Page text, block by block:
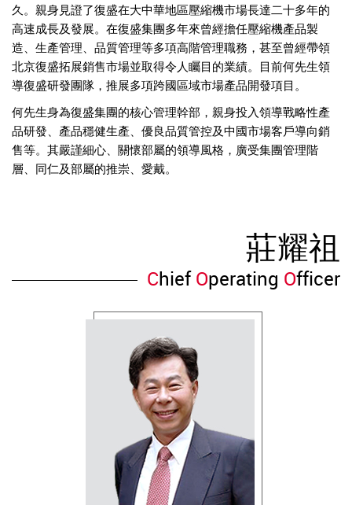
久。親身見證了復盛在大中華地區壓縮機市場長達二十多年的
高速成長及發展。在復盛集團多年來曾經擔任壓縮機產品製
造、生產管理、品質管理等多項高階管理職務，甚至曾經帶領
北京復盛拓展銷售市場並取得令人矚目的業績。目前何先生領
導復盛研發團隊，推展多項跨國區域市場產品開發項目。
何先生身為復盛集團的核心管理幹部，親身投入領導戰略性產
品研發、產品穩健生產、優良品質管控及中國市場客戶導向銷
售等。其嚴謹細心、關懷部屬的領導風格，廣受集團管理階
層、同仁及部屬的推崇、愛戴。
莊耀祖
ChiefOperating Officer